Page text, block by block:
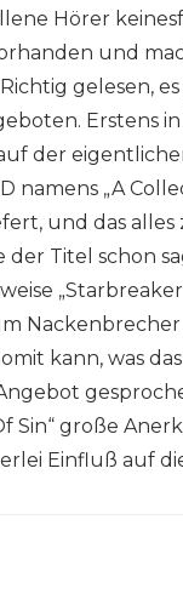
Hörer
und
gelesen,
Erstens
der
namens „A
und das
Titel schon
Nackenbrecher
kann, was
Sin“ große
Einfluß auf